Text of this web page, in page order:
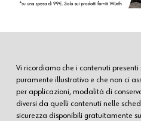
Vi ricordiamo che i contenuti presenti
puramente illustrativo e che non ci
per applicazioni, modalità di
diversi da quelli contenuti nelle
sicurezza disponibili gratuitamente